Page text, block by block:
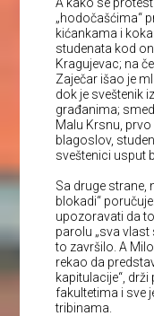
„hodočašćima“
kićankama i
studenata kod
Kragujevac; na
Zaječar išao je
dok je sveštenik
građanima;
Malu Krsnu,
blagoslov,
sveštenici usput
Sa druge strane,
blokadi“
upozoravati da
parolu „sva
to završilo. A
rekao da
kapitulacije“,
fakultetima i sve
tribinama.